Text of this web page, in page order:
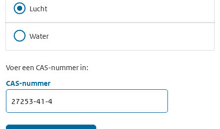
Lucht
Water
Voer een CAS-nummer in:
CAS-nummer